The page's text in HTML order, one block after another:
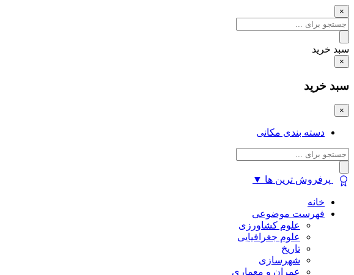
×
سبد خرید
×
سبد خرید
×
دسته بندی مکانی
پرفروش ترین ها ▼
خانه
فهرست موضوعی
علوم کشاورزی
علوم جغرافیایی
تاریخ
شهرسازی
عمران و معماری